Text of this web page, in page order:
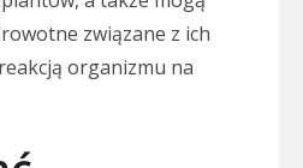
związane z ich
organizmu na